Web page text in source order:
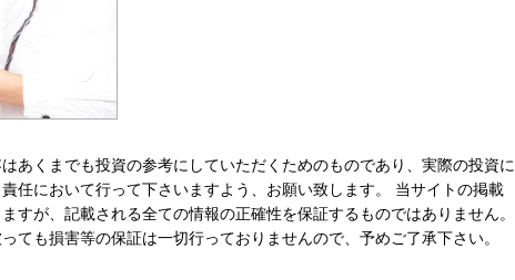
あくまでも投資の参考にしていただくためのものであり、実際の投資に
任において行って下さいますよう、お願い致します。 当サイトの掲載
すが、記載される全ての情報の正確性を保証するものではありません。
ても損害等の保証は一切行っておりませんので、予めご了承下さい。